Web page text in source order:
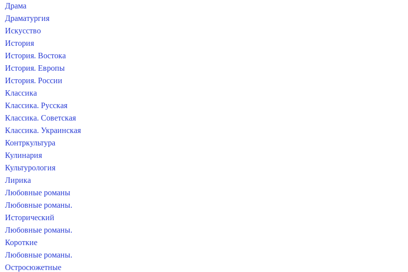
Драма
Драматургия
Искусство
История
История. Востока
История. Европы
История. России
Классика
Классика. Русская
Классика. Советская
Классика. Украинская
Контркультура
Кулинария
Культурология
Лирика
Любовные романы
Любовные романы.
Исторический
Любовные романы.
Короткие
Любовные романы.
Остросюжетные